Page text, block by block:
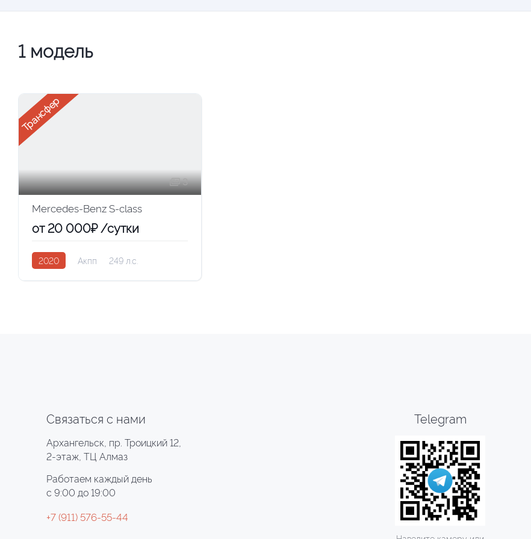
1модель
Трансфер
3
Mercedes-Benz S-class
от 20 000₽ /сутки
2020 Акпп 249 л.с.
Связаться с нами
Архангельск, пр. Троицкий 12,
2-этаж, ТЦ Алмаз
Работаем каждый день
с 9:00 до 19:00
+7 (911) 576-55-44
Telegram